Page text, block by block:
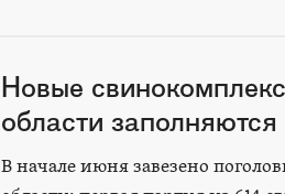
Новые
области
В начале июня завезено